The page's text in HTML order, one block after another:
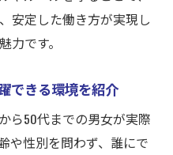
を得るポイント
を得るための秘訣
で稼げるチャンス拡
続的に活躍できる理由
安定した働き方が実現し
力です。
できる環境を紹介
ら50代までの男女が実際
や性別を問わず、誰にで